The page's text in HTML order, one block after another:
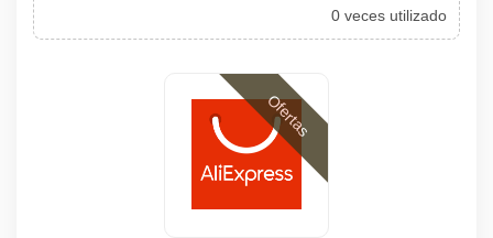
0 veces utilizado
Ofertas